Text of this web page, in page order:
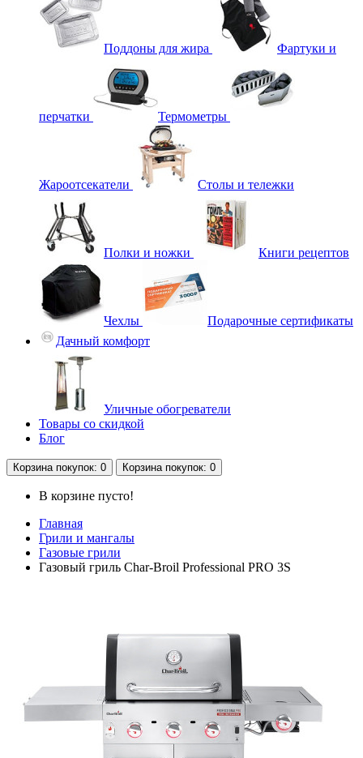
Поддоны для жира Фартуки и
перчатки Термометры
Жароотсекатели Столы и тележки
Полки и ножки Книги рецептов
Чехлы
Подарочные сертификаты
Дачный комфорт
Уличные обогреватели
Товары со скидкой
Блог
Корзина покупок: 0 Корзина покупок: 0
В корзине пусто!
Главная
Грили и мангалы
Газовые грили
Газовый гриль Char-Broil Professional PRO 3S